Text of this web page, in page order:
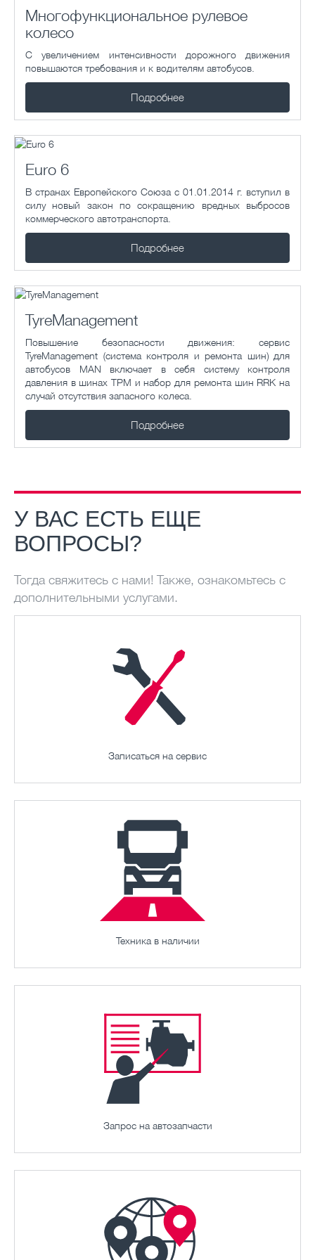
Многофункциональное рулевое
колесо
С увеличением интенсивности дорожного движения
повышаются требования и к водителям автобусов.
Подробнее
Euro 6
В странах Европейского Союза с 01.01.2014 г. вступил в
силу новый закон по сокращению вредных выбросов
коммерческого автотранспорта.
Подробнее
TyreManagement
Повышение безопасности движения: сервис
TyreManagement (система контроля и ремонта шин) для
автобусов MAN включает в себя систему контроля
давления в шинах TPM и набор для ремонта шин RRK на
случай отсутствия запасного колеса.
Подробнее
У ВАС ЕСТЬ ЕЩЕ
ВОПРОСЫ?
Тогда свяжитесь с нами! Также, ознакомьтесь с
дополнительными услугами.
Записаться на сервис
Техника в наличии
Запрос на автозапчасти